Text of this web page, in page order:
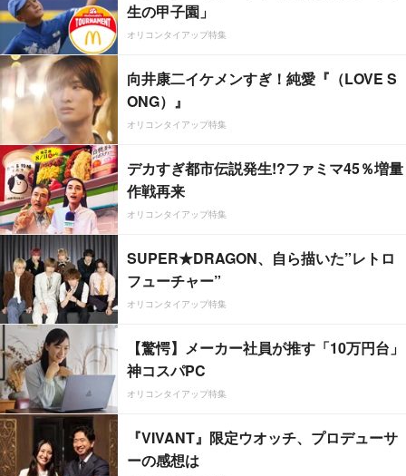
生の甲子園」
オリコンタイアップ特集
向井康二イケメンすぎ！純愛『（LOVE S
ONG）』
オリコンタイアップ特集
デカすぎ都市伝説発生!?ファミマ45％増量
作戦再来
オリコンタイアップ特集
SUPER★DRAGON、自ら描いた”レトロ
フューチャー”
オリコンタイアップ特集
【驚愕】メーカー社員が推す「10万円台」
神コスパPC
オリコンタイアップ特集
『VIVANT』限定ウオッチ、プロデューサ
ーの感想は